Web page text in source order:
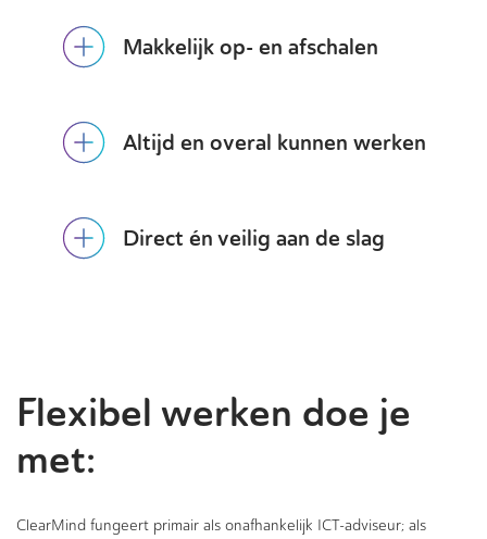
Makkelijk op- en afschalen
Altijd en overal kunnen werken
Direct én veilig aan de slag
Flexibel werken doe je
met:
ClearMind fungeert primair als onafhankelijk ICT-adviseur; als